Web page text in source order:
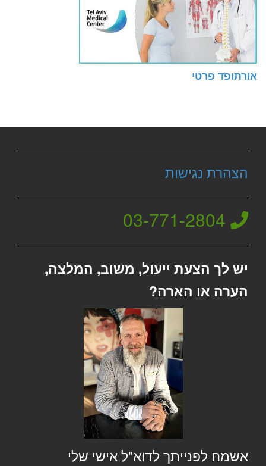
אורתופד פרטי
הצהרת נגישות
03-771-2804
יש לך הצעת ייעול, משוב, המלצה,
הערה או הארה?
אשמח לפנייתך לדוא"ל אישי שלי